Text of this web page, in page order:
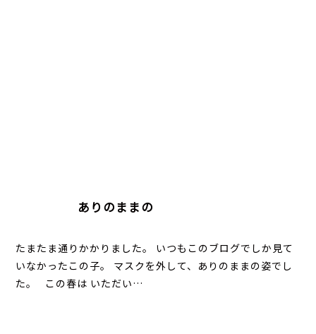
ありのままの
たまたま通りかかりました。 いつもこのブログでしか見て
いなかったこの子。 マスクを外して、ありのままの姿でし
た。 この春は いただい…